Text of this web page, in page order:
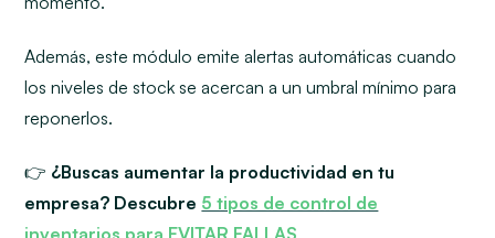
Además, este módulo emite alertas automáticas cuando
los niveles de stock se acercan a un umbral mínimo para
reponerlos.
👉 ¿Buscas aumentar la productividad en tu
empresa? Descubre 5 tipos de control de
inventarios para EVITAR FALLAS